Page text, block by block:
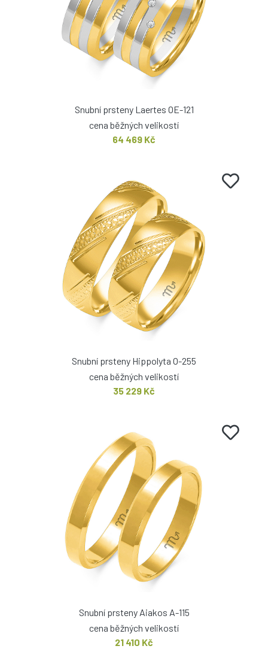
Snubní prsteny Laertes OE-121
cena běžných velikostí
64 469 Kč
Snubní prsteny Hippolyta O-255
cena běžných velikostí
35 229 Kč
Snubní prsteny Aiakos A-115
cena běžných velikostí
21 410 Kč